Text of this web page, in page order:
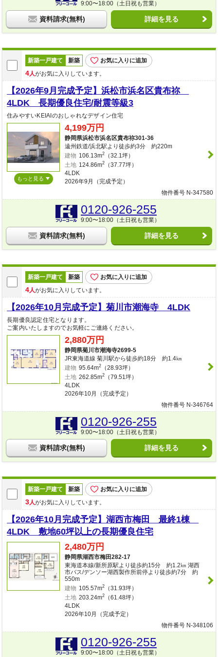
9:00〜18:00（土日祝も営業）
資料請求(無料) 詳細を見る
新築一戸建て 新築 お気に入りに追加
4人がお気に入りしています。
【2026年9月完成予定】浜松市浜名区貴布祢
4LDK 長期優良住宅/耐震等級3
住みやすいKEIAIのおしゃれなデザイン住宅
もっと見る
4,199万円
静岡県浜松市浜名区貴布祢301-36
遠州鉄道/浜北駅より徒歩約3分 約220m
建物 106.13m2（32.1坪）
土地 124.86m2（37.77坪）
4LDK
2026年9月（完成予定）
物件番号 N-347580
0120-926-255
9:00〜18:00（土日祝も営業）
資料請求(無料) 詳細を見る
新築一戸建て 新築 お気に入りに追加
4人がお気に入りしています。
【2026年10月完成予定】菊川市潮海寺 4LDK
長期優良認定住宅となります。
ご案内いたしますのでお気軽にご連絡ください。
2,880万円
静岡県菊川市潮海寺2699-5
JR東海道線 菊川駅から徒歩約18分 約1.4㎞
建物 95.64m2（28.93坪）
土地 262.85m2（79.51坪）
4LDK
2026年10月（完成予定）
物件番号 N-346764
0120-926-255
9:00〜18:00（土日祝も営業）
資料請求(無料) 詳細を見る
新築一戸建て 新築 お気に入りに追加
3人がお気に入りしています。
【2026年10月完成予定】湖西市梅田 最終1棟
4LDK 敷地60坪以上の長期優良住宅
2,480万円
静岡県湖西市梅田282-17
東海道本線/新所原駅より徒歩約15分 約1.2㎞ 湖西
市バス/デンソー湖西製作所前停より徒歩約7分 約
550m
建物 105.57m2（31.93坪）
土地 203.24m2（61.48坪）
4LDK
2026年10月（完成予定）
物件番号 N-348106
0120-926-255
9:00〜18:00（土日祝も営業）